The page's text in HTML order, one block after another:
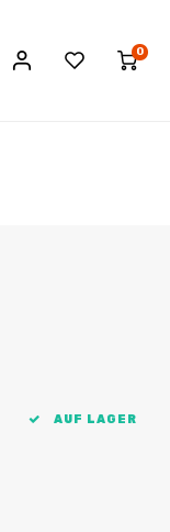
0
AUF LAGER